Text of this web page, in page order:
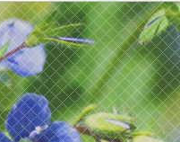
한의원소개
의료진소개
김도현 원장의 치료노하
청정한약 시스템